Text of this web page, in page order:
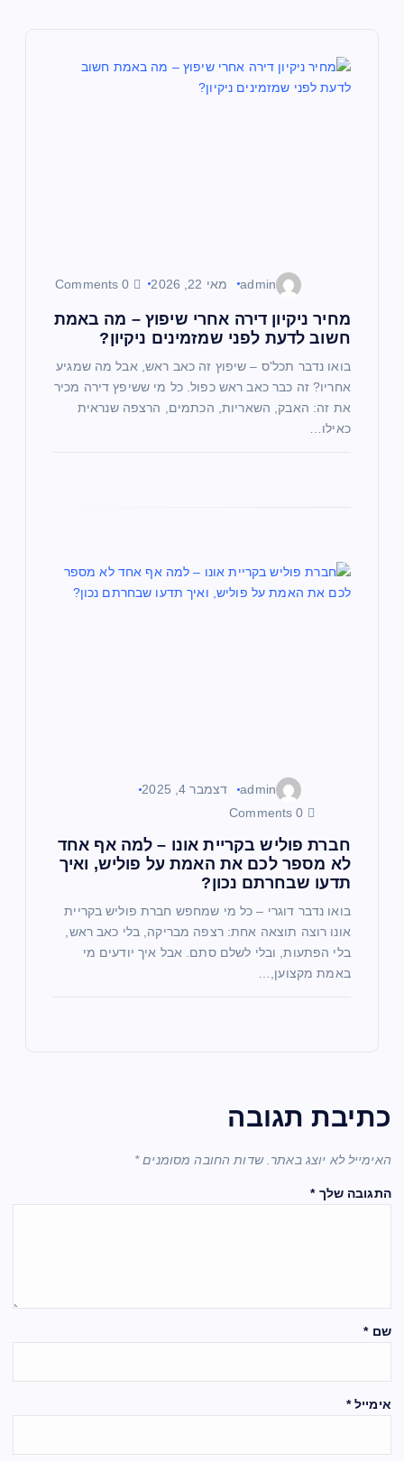
admin מאי 22, 2026
מחיר ניקיון דירה אחרי שיפוץ – מה באמת
חשוב לדעת לפני שמזמינים ניקיון?
בואו נדבר תכל'ס – שיפוץ זה כאב ראש, אבל מה שמגיע
אחריו? זה כבר כאב ראש כפול. כל מי ששיפץ דירה מכיר
את זה: האבק, השאריות, הכתמים, הרצפה שנראית
כאילו…
admin
דצמבר 4, 2025
חברת פוליש בקריית אונו – למה אף אחד
לא מספר לכם את האמת על פוליש, ואיך
תדעו שבחרתם נכון?
בואו נדבר דוגרי – כל מי שמחפש חברת פוליש בקריית
אונו רוצה תוצאה אחת: רצפה מבריקה, בלי כאב ראש,
בלי הפתעות, ובלי לשלם סתם. אבל איך יודעים מי
באמת מקצוען,…
כתיבת תגובה
האימייל לא יוצג באתר. שדות החובה מסומנים*
התגובה שלך*
שם*
אימייל*